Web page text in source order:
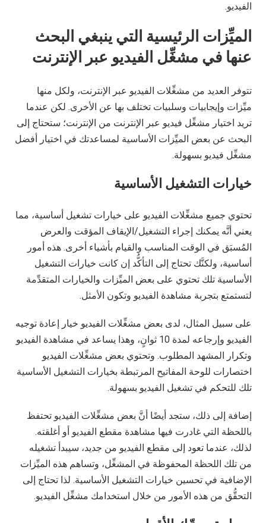
الفيديو.
الميِّزات الرئيسية التي ينبغي البحث
عنهافي مشغِّل الفيديو عبر الإنترنت
تتوفر العديد من مشغِّلات الفيديو عبر الإنترنت، ولكل منها
ميِّزات وإيجابيات وسلبيات تختلف بها عن الأخرى. لكن عندما
تريد اختيار مشغِّل فيديو عبر الإنترنت من الإنترنت؛ ستحتاج إلى
البحث عن بعض الميِّزات الأساسية لمساعدتك في اختيار أفضل
مشغِّل فيديو بسهولة.
خيارات التشغيل الأساسية
تحتوي جميع مشغِّلات الفيديو على خيارات تشغيل أساسية، مما
يعني أنَّه يمكنك إجراء التشغيل/الإيقاف المؤقت والعرض
المُسبَق في الوقت المناسب والقيام بأشياء أخرى. هذه أمور
أساسية، ولكنَّك تحتاج إلى التأكُّد إن كانت خيارات التشغيل
الأساسية تلك تحتوي على بعض الميِّزات والخيارات المتقدِّمة
لتستمتع بتجربة مشاهدة الفيديو وتكون الأمثل.
على سبيل المثال، لدى بعض مشغِّلات الفيديو خيار إعادة توجيه
الفيديو وإرجاعه لمدة 10 ثوانٍ، وهذا يساعد في مشاهدة الفيديو
وتكرار المشهد المطلوب. وتحتوي بعض مشغِّلات الفيديو
اختصارات للوحة المفاتيح المرتبطة بخيارات التشغيل الأساسية
تلك للتحكم في تشغيل الفيديو بسهولة.
إضافة إلى ذلك، ستجد أيضًا أنَّ بعض مشغِّلات الفيديو تحتفظ
باللحظة التي غادرت فيها مشاهدة مقطع الفيديو أو أغلقته.
لذلك، عندما تعود إلى مقطع الفيديو من جديد، سيبدأ تشغيله
من تلك اللحظة المحفوظة في المشغِّل، وتساهم هذه الميِّزات
الإضافية في تحسين خيارات التشغيل الأساسية. لذا تحتاج إلى
التحقُّق من هذه الأمور من خلال استخدامك مشغِّل الفيديو.